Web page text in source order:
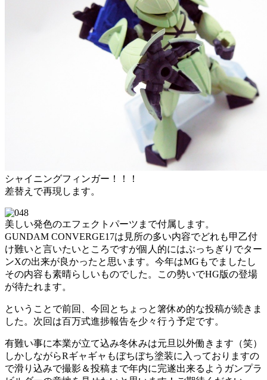
シャイニングフィンガー！！！
差替えで再現します。
美しい発色のエフェクトパーツまで付属します。
GUNDAM CONVERGE17は見所の多い内容でどれも甲乙付
け難いと言いたいところですが個人的にはぶっちぎりでター
ンXの出来が良かったと思います。今年はMGもでましたし
その内容も素晴らしいものでした。この勢いでHG版の登場
が待たれます。
ということで前回、今回とちょっと箸休め的な投稿が続きま
した。次回は百万式進捗報告を少々行う予定です。
有難い事に本業が立て込み冬休みは元旦以外働きます（笑）
しかしながらRギャギャもぼちぼち塗装に入っておりますの
で滑り込みで撮影＆投稿まで年内に完遂出来るようガンプラ